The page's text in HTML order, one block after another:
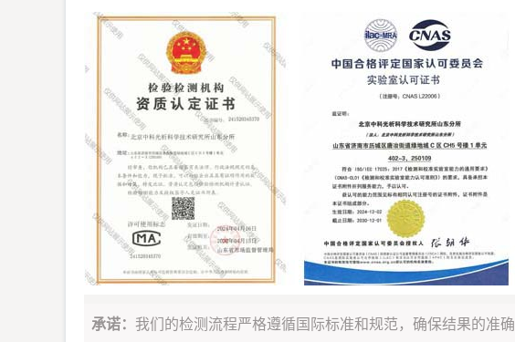
承诺： 我们的检测流程严格遵循国际标准和规范，确保结果的准